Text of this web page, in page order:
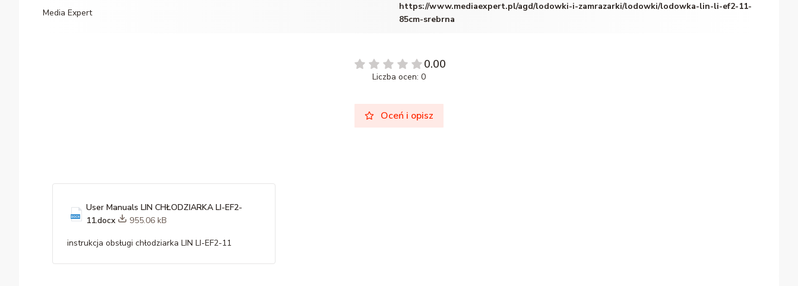
Media Expert
https://www.mediaexpert.pl/agd/lodowki-i-zamrazarki/lodowki/lodowka-lin-li-ef2-11-
85cm-srebrna
0.00
Liczba ocen: 0
Oceń i opisz
User Manuals LIN CHŁODZIARKA LI-EF2-
11.docx
955.06 kB
instrukcja obsługi chłodziarka LIN LI-EF2-11